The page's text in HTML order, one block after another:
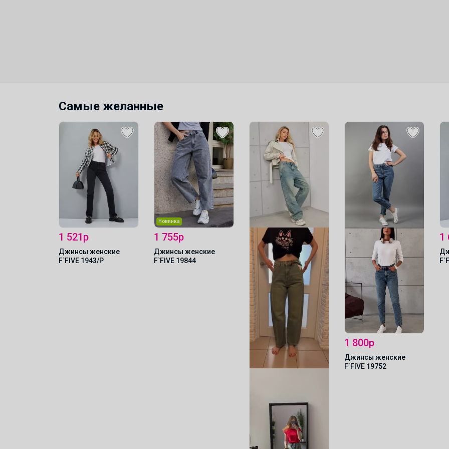
Самые желанные
1 521р
Джинсы женские
F`FIVE 1943/P
Новинка
1 755р
Джинсы женские
F`FIVE 19844
1 800р
Джинсы женские
F`FIVE 19752
1
Шорты для мальчика для физкультуры
Брюнетка
Носки отличного качества по низкой цене